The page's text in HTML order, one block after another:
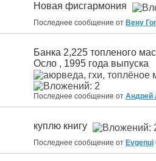
Новая фисгармония
Последнее сообщение от Вену
Банка 2,225 топленого
Осло , 1995 года выпуска
Последнее сообщение от Андрей
куплю книгу
Последнее сообщение от Evgenui